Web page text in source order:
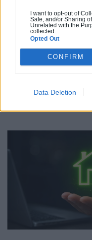
I want to opt-out of
Sale, and/or Sharing
Unrelated with the
collected.
Opted Out
CONFIRM
Data Deletion
Rénovation
Fin des
concerné ?
La lutte contre les
en France. Depuis
performance